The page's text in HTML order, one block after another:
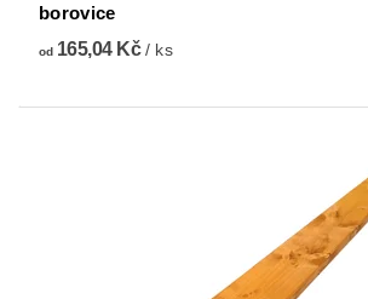
borovice
od165,04 Kč/ ks